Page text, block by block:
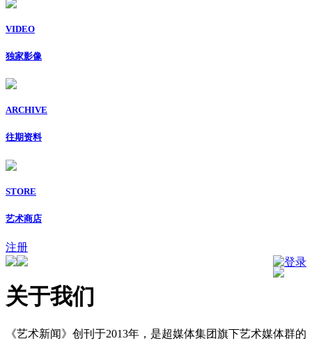
VIDEO
独家影像
ARCHIVE
往期资料
STORE
艺术商店
注册
登录
关于我们
《艺术新闻》创刊于2013年，是超媒体集团旗下艺术媒体群的